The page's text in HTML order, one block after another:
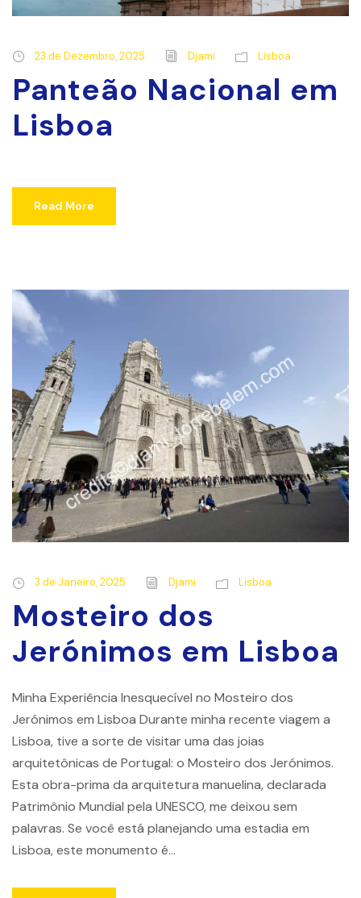
23 de Dezembro, 2025 Djami Lisboa
Panteão Nacional em
Lisboa
Read More
3 de Janeiro, 2025 Djami Lisboa
Mosteiro dos
Jerónimos em Lisboa
Minha Experiência Inesquecível no Mosteiro dos
Jerónimos em Lisboa Durante minha recente viagem a
Lisboa, tive a sorte de visitar uma das joias
arquitetônicas de Portugal: o Mosteiro dos Jerónimos.
Esta obra-prima da arquitetura manuelina, declarada
Patrimônio Mundial pela UNESCO, me deixou sem
palavras. Se você está planejando uma estadia em
Lisboa, este monumento é...